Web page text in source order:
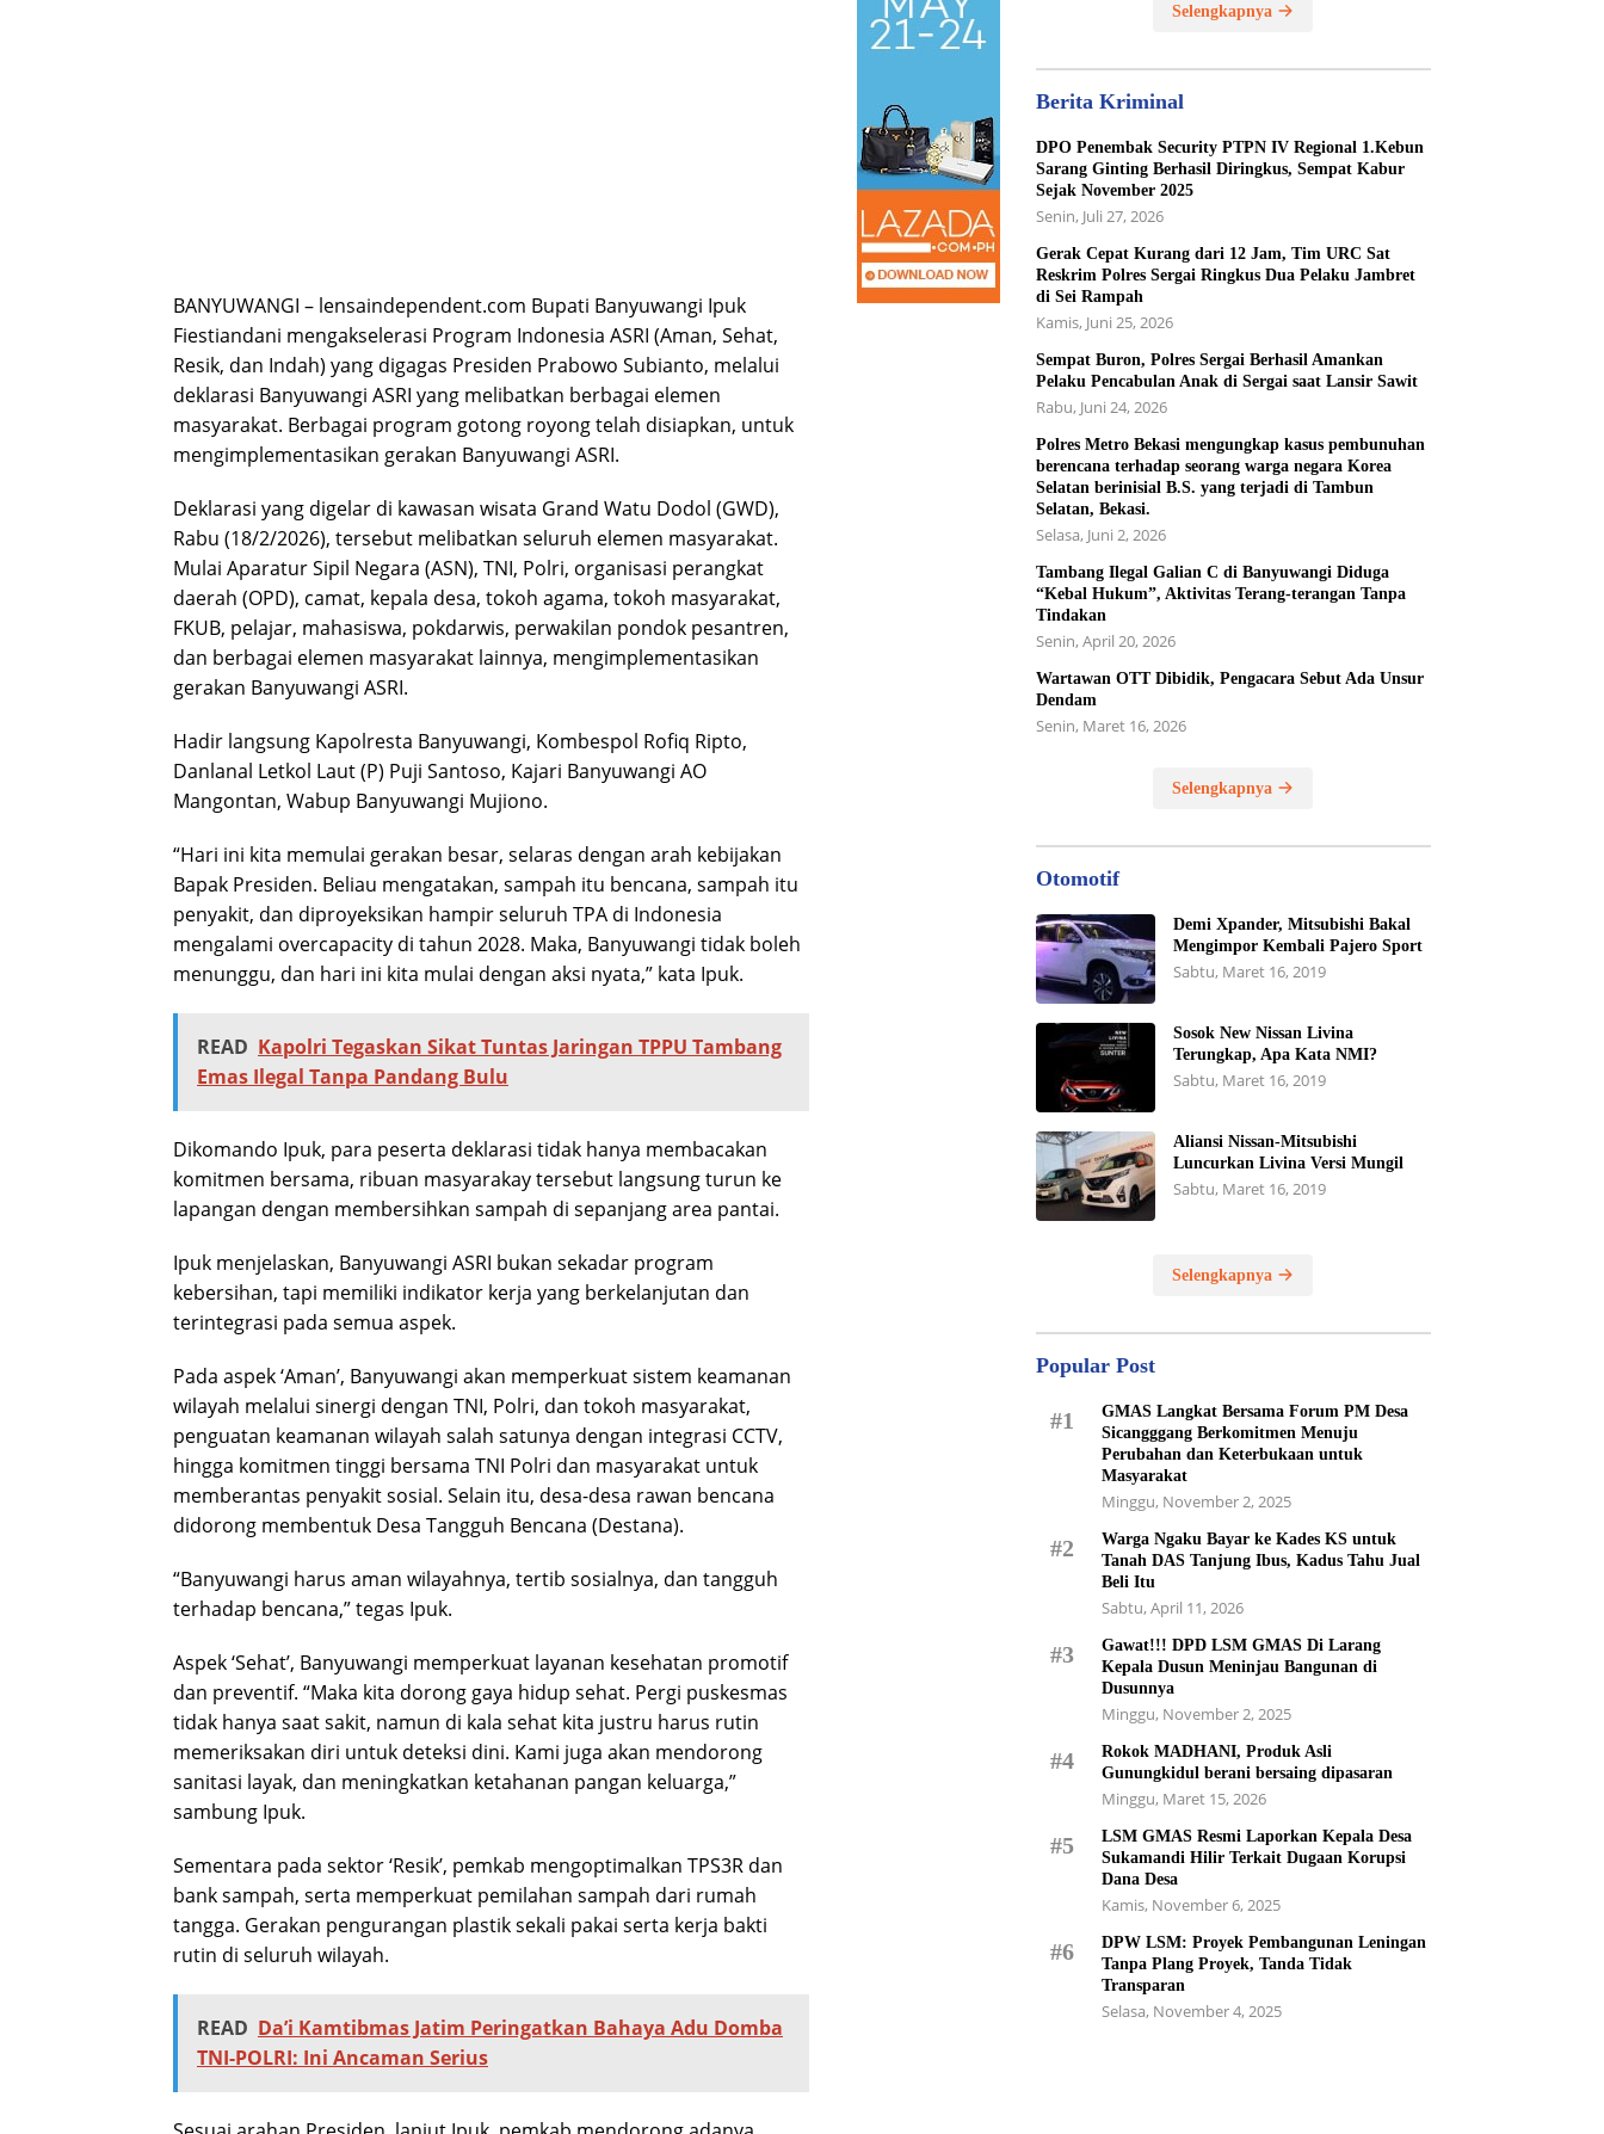
BANYUWANGI – lensaindependent.com Bupati Banyuwangi Ipuk
Fiestiandani mengakselerasi Program Indonesia ASRI (Aman, Sehat,
Resik, dan Indah) yang digagas Presiden Prabowo Subianto, melalui
deklarasi Banyuwangi ASRI yang melibatkan berbagai elemen
masyarakat. Berbagai program gotong royong telah disiapkan, untuk
mengimplementasikan gerakan Banyuwangi ASRI.
Deklarasi yang digelar di kawasan wisata Grand Watu Dodol (GWD),
Rabu (18/2/2026), tersebut melibatkan seluruh elemen masyarakat.
Mulai Aparatur Sipil Negara (ASN), TNI, Polri, organisasi perangkat
daerah (OPD), camat, kepala desa, tokoh agama, tokoh masyarakat,
FKUB, pelajar, mahasiswa, pokdarwis, perwakilan pondok pesantren,
dan berbagai elemen masyarakat lainnya, mengimplementasikan
gerakan Banyuwangi ASRI.
Hadir langsung Kapolresta Banyuwangi, Kombespol Rofiq Ripto,
Danlanal Letkol Laut (P) Puji Santoso, Kajari Banyuwangi AO
Mangontan, Wabup Banyuwangi Mujiono.
“Hari ini kita memulai gerakan besar, selaras dengan arah kebijakan
Bapak Presiden. Beliau mengatakan, sampah itu bencana, sampah itu
penyakit, dan diproyeksikan hampir seluruh TPA di Indonesia
mengalami overcapacity di tahun 2028. Maka, Banyuwangi tidak boleh
menunggu, dan hari ini kita mulai dengan aksi nyata,” kata Ipuk.
READ Kapolri Tegaskan Sikat Tuntas Jaringan TPPU Tambang
Emas Ilegal Tanpa Pandang Bulu
Dikomando Ipuk, para peserta deklarasi tidak hanya membacakan
komitmen bersama, ribuan masyarakay tersebut langsung turun ke
lapangan dengan membersihkan sampah di sepanjang area pantai.
Ipuk menjelaskan, Banyuwangi ASRI bukan sekadar program
kebersihan, tapi memiliki indikator kerja yang berkelanjutan dan
terintegrasi pada semua aspek.
Pada aspek ‘Aman’, Banyuwangi akan memperkuat sistem keamanan
wilayah melalui sinergi dengan TNI, Polri, dan tokoh masyarakat,
penguatan keamanan wilayah salah satunya dengan integrasi CCTV,
hingga komitmen tinggi bersama TNI Polri dan masyarakat untuk
memberantas penyakit sosial. Selain itu, desa-desa rawan bencana
didorong membentuk Desa Tangguh Bencana (Destana).
“Banyuwangi harus aman wilayahnya, tertib sosialnya, dan tangguh
terhadap bencana,” tegas Ipuk.
Aspek ‘Sehat’, Banyuwangi memperkuat layanan kesehatan promotif
dan preventif. “Maka kita dorong gaya hidup sehat. Pergi puskesmas
tidak hanya saat sakit, namun di kala sehat kita justru harus rutin
memeriksakan diri untuk deteksi dini. Kami juga akan mendorong
sanitasi layak, dan meningkatkan ketahanan pangan keluarga,”
sambung Ipuk.
Sementara pada sektor ‘Resik’, pemkab mengoptimalkan TPS3R dan
bank sampah, serta memperkuat pemilahan sampah dari rumah
tangga. Gerakan pengurangan plastik sekali pakai serta kerja bakti
rutin di seluruh wilayah.
READ Da’i Kamtibmas Jatim Peringatkan Bahaya Adu Domba
TNI-POLRI: Ini Ancaman Serius
Selengkapnya
Berita Kriminal
DPO Penembak Security PTPN IV Regional 1.Kebun
Sarang Ginting Berhasil Diringkus, Sempat Kabur
Sejak November 2025
Senin, Juli 27, 2026
Gerak Cepat Kurang dari 12 Jam, Tim URC Sat
Reskrim Polres Sergai Ringkus Dua Pelaku Jambret
di Sei Rampah
Kamis, Juni 25, 2026
Sempat Buron, Polres Sergai Berhasil Amankan
Pelaku Pencabulan Anak di Sergai saat Lansir Sawit
Rabu, Juni 24, 2026
Polres Metro Bekasi mengungkap kasus pembunuhan
berencana terhadap seorang warga negara Korea
Selatan berinisial B.S. yang terjadi di Tambun
Selatan, Bekasi.
Selasa, Juni 2, 2026
Tambang Ilegal Galian C di Banyuwangi Diduga
“Kebal Hukum”, Aktivitas Terang-terangan Tanpa
Tindakan
Senin, April 20, 2026
Wartawan OTT Dibidik, Pengacara Sebut Ada Unsur
Dendam
Senin, Maret 16, 2026
Selengkapnya
Otomotif
Demi Xpander, Mitsubishi Bakal
Mengimpor Kembali Pajero Sport
Sabtu, Maret 16, 2019
Sosok New Nissan Livina
Terungkap, Apa Kata NMI?
Sabtu, Maret 16, 2019
Aliansi Nissan-Mitsubishi
Luncurkan Livina Versi Mungil
Sabtu, Maret 16, 2019
Selengkapnya
Popular Post
#1
GMAS Langkat Bersama Forum PM Desa
Sicangggang Berkomitmen Menuju
Perubahan dan Keterbukaan untuk
Masyarakat
Minggu, November 2, 2025
#2
Warga Ngaku Bayar ke Kades KS untuk
Tanah DAS Tanjung Ibus, Kadus Tahu Jual
Beli Itu
Sabtu, April 11, 2026
#3
Gawat!!! DPD LSM GMAS Di Larang
Kepala Dusun Meninjau Bangunan di
Dusunnya
Minggu, November 2, 2025
#4
Rokok MADHANI, Produk Asli
Gunungkidul berani bersaing dipasaran
Minggu, Maret 15, 2026
#5
LSM GMAS Resmi Laporkan Kepala Desa
Sukamandi Hilir Terkait Dugaan Korupsi
Dana Desa
Kamis, November 6, 2025
#6
DPW LSM: Proyek Pembangunan Leningan
Tanpa Plang Proyek, Tanda Tidak
Transparan
Selasa, November 4, 2025